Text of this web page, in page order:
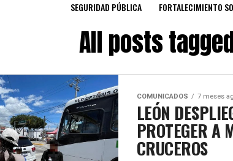
SEGURIDAD PÚBLICA FORTALECIMIENTO
All posts
COMUNICADOS 7 meses
LEÓN
PROTEGER A
CRUCEROS